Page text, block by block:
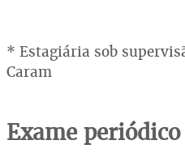
* Estagiária sob
Caram
Exame